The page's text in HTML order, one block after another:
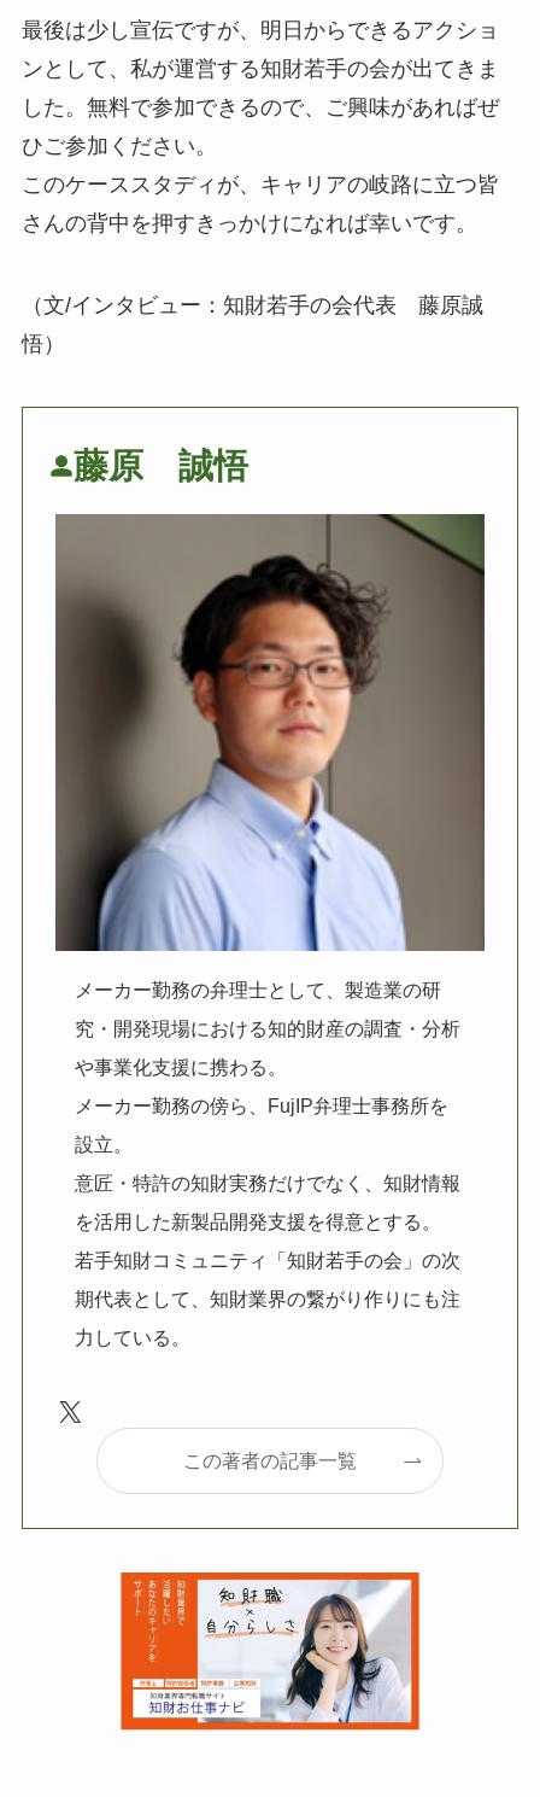
最後は少し宣伝ですが、明日からできるアクショ
ンとして、私が運営する知財若手の会が出てきま
した。無料で参加できるので、ご興味があればぜ
ひご参加ください。
このケーススタディが、キャリアの岐路に立つ皆
さんの背中を押すきっかけになれば幸いです。
（文/インタビュー：知財若手の会代表 藤原誠
悟）
藤原 誠悟
メーカー勤務の弁理士として、製造業の研
究・開発現場における知的財産の調査・分析
や事業化支援に携わる。
メーカー勤務の傍ら、FujIP弁理士事務所を
設立。
意匠・特許の知財実務だけでなく、知財情報
を活用した新製品開発支援を得意とする。
若手知財コミュニティ「知財若手の会」の次
期代表として、知財業界の繋がり作りにも注
力している。
X
この著者の記事一覧